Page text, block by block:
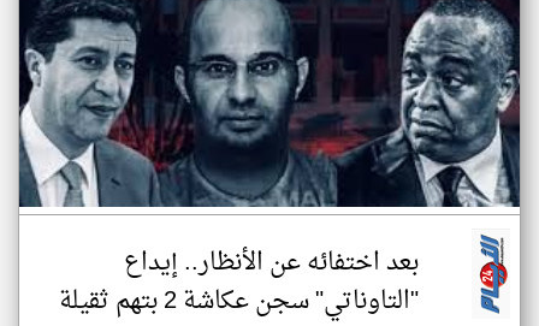
بعد اختفائه عن الأنظار.. إيداع
"التاوناتي" سجن عكاشة 2 بتهم ثقيلة